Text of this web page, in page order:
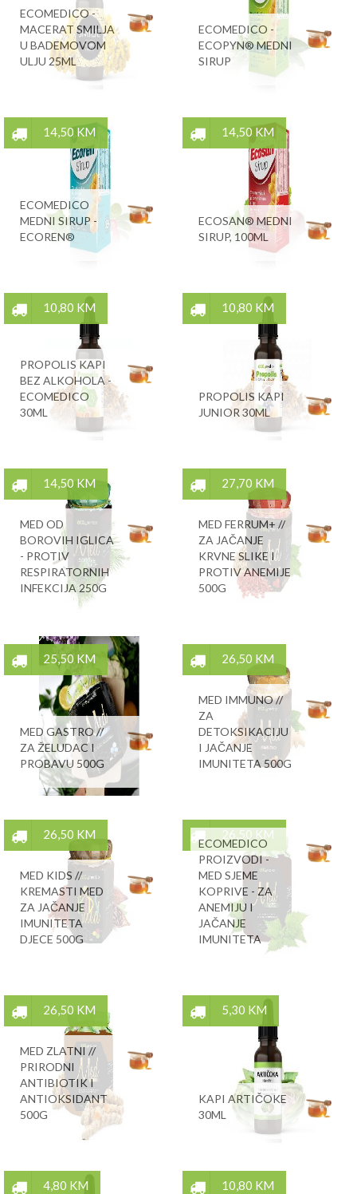
ECOMEDICO -
MACERAT SMILJA
U BADEMOVOM
ULJU 25ML
ECOMEDICO -
ECOPYN® MEDNI
SIRUP
14,50 KM
ECOMEDICO
MEDNI SIRUP -
ECOREN®
14,50 KM
ECOSAN® MEDNI
SIRUP, 100ML
10,80 KM
PROPOLIS KAPI
BEZ ALKOHOLA -
ECOMEDICO
30ML
10,80 KM
PROPOLIS KAPI
JUNIOR 30ML
14,50 KM
MED OD
BOROVIH IGLICA
- PROTIV
RESPIRATORNIH
INFEKCIJA 250G
27,70 KM
MED FERRUM+ //
ZA JAČANJE
KRVNE SLIKE I
PROTIV ANEMIJE
500G
25,50 KM
MED GASTRO //
ZA ŽELUDAC I
PROBAVU 500G
26,50 KM
MED IMMUNO //
ZA
DETOKSIKACIJU
I JAČANJE
IMUNITETA 500G
26,50 KM
MED KIDS //
KREMASTI MED
ZA JAČANJE
IMUNITETA
DJECE 500G
26,50 KM
ECOMEDICO
PROIZVODI -
MED SJEME
KOPRIVE - ZA
ANEMIJU I
JAČANJE
IMUNITETA
26,50 KM
MED ZLATNI //
PRIRODNI
ANTIBIOTIK I
ANTIOKSIDANT
500G
5,30 KM
KAPI ARTIČOKE
30ML
4,80 KM 10,80 KM